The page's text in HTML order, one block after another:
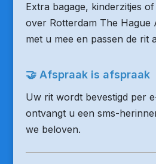
Extra bagage, kinderzitjes
over Rotterdam The Hague
met u mee en passen de rit
🤝 Afspraak is afspraak
Uw rit wordt bevestigd per
ontvangt u een sms-
we beloven.